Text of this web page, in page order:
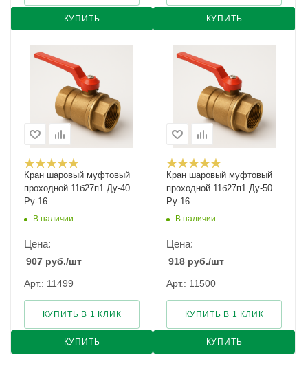
КУПИТЬ КУПИТЬ
Кран шаровый муфтовый
проходной 11б27п1 Ду-40
Ру-16
В наличии
Цена:
907 руб./шт
Арт.: 11499
КУПИТЬ
КУПИТЬ В 1 КЛИК
Кран шаровый муфтовый
проходной 11б27п1 Ду-50
Ру-16
В наличии
Цена:
918 руб./шт
Арт.: 11500
КУПИТЬ
КУПИТЬ В 1 КЛИК